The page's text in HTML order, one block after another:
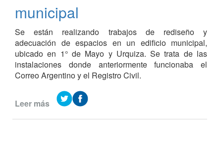
Potabilizadora
Agua
municipal
Se están realizando trabajos de rediseño y
adecuación de espacios en un edificio municipal,
ubicado en 1° de Mayo y Urquiza. Se trata de las
instalaciones donde anteriormente funcionaba el
Correo Argentino y el Registro Civil.
Leer más de